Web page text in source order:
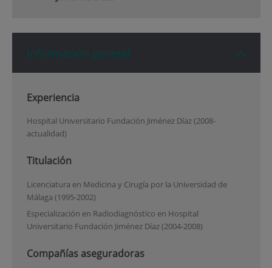
Información general
Experiencia
Hospital Universitario Fundación Jiménez Díaz (2008-
actualidad)
Titulación
Licenciatura en Medicina y Cirugía por la Universidad de
Málaga (1995-2002)
Especialización en Radiodiagnóstico en Hospital
Universitario Fundación Jiménez Díaz (2004-2008)
Compañías aseguradoras